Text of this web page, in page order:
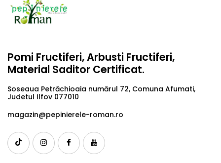
Pomi Fructiferi, Arbusti Fructiferi,
Material Saditor Certificat.
Soseaua Petrăchioaia numărul 72, Comuna Afumati,
Judetul Ilfov 077010
magazin@pepinierele-roman.ro